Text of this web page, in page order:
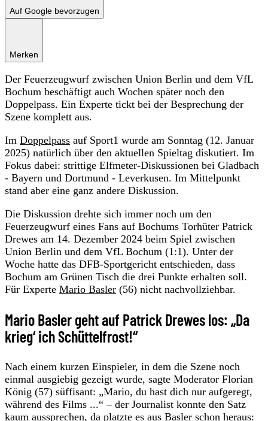
Auf Google bevorzugen
Merken
Der Feuerzeugwurf zwischen Union Berlin und dem VfL
Bochum beschäftigt auch Wochen später noch den
Doppelpass. Ein Experte tickt bei der Besprechung der
Szene komplett aus.
Im Doppelpass auf Sport1 wurde am Sonntag (12. Januar
2025) natürlich über den aktuellen Spieltag diskutiert. Im
Fokus dabei: strittige Elfmeter-Diskussionen bei Gladbach
- Bayern und Dortmund - Leverkusen. Im Mittelpunkt
stand aber eine ganz andere Diskussion.
Die Diskussion drehte sich immer noch um den
Feuerzeugwurf eines Fans auf Bochums Torhüter Patrick
Drewes am 14. Dezember 2024 beim Spiel zwischen
Union Berlin und dem VfL Bochum (1:1). Unter der
Woche hatte das DFB-Sportgericht entschieden, dass
Bochum am Grünen Tisch die drei Punkte erhalten soll.
Für Experte Mario Basler (56) nicht nachvollziehbar.
Mario Basler geht auf Patrick Drewes los: „Da
krieg‘ ich Schüttelfrost!“
Nach einem kurzen Einspieler, in dem die Szene noch
einmal ausgiebig gezeigt wurde, sagte Moderator Florian
König (57) süffisant: „Mario, du hast dich nur aufgeregt,
während des Films ...“ – der Journalist konnte den Satz
kaum aussprechen, da platzte es aus Basler schon heraus: